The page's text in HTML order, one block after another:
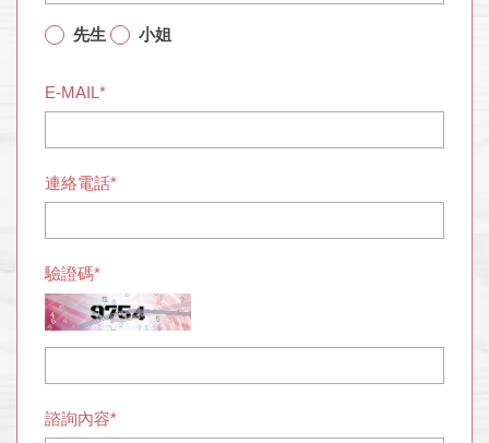
先生 小姐
E-MAIL*
連絡電話*
驗證碼*
諮詢內容*